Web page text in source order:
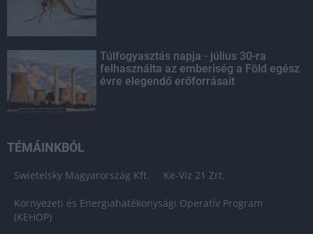
Túlfogyasztás napja - július 30-ra
felhasználta az emberiség a Föld egész
évre elegendő erőforrásait
TÉMÁINKBÓL
Swietelsky Magyarország Kft. Ke-Víz 21 Zrt.
Környezeti és Energiahatékonysági Operatív Program
(KEHOP)